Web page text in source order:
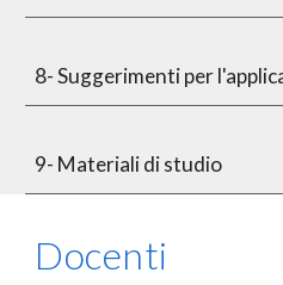
8- Suggerimenti per
9- Materiali di studio
Docenti